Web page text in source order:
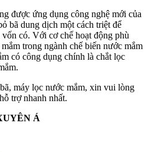
được ứng dụng công nghệ mới của
bã dung dịch một cách triệt để
có. Với cơ chế hoạt động phù
trong ngành chế biến nước mắm
có công dụng chính là chắt lọc
máy lọc nước mắm, xin vui lòng
trợ nhanh nhất.
Á